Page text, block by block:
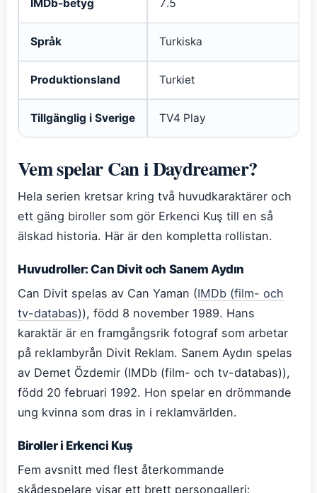
IMDb-betyg 7.5
Språk Turkiska
Produktionsland Turkiet
Tillgänglig i Sverige TV4 Play
Vem spelar Can i Daydreamer?
Hela serien kretsar kring två huvudkaraktärer och
ett gäng biroller som gör Erkenci Kuş till en så
älskad historia. Här är den kompletta rollistan.
Huvudroller: Can Divit och Sanem Aydın
Can Divit spelas av Can Yaman (IMDb (film- och
tv-databas)), född 8 november 1989. Hans
karaktär är en framgångsrik fotograf som arbetar
på reklambyrån Divit Reklam. Sanem Aydın spelas
av Demet Özdemir (IMDb (film- och tv-databas)),
född 20 februari 1992. Hon spelar en drömmande
ung kvinna som dras in i reklamvärlden.
Biroller i Erkenci Kuş
Fem avsnitt med flest återkommande
skådespelare visar ett brett persongalleri: